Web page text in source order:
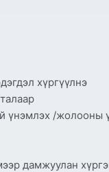
хүргүүлнэ
үнэмлэх /жолооны
дамжуулан